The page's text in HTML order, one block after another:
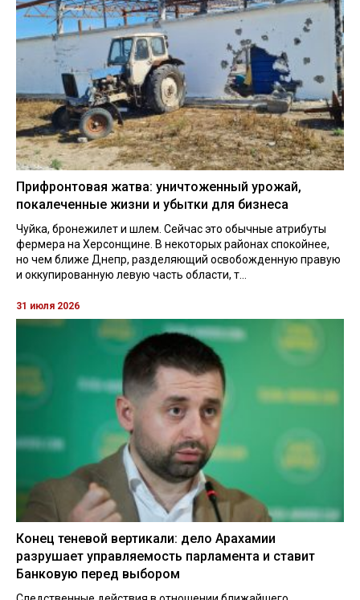
Прифронтовая жатва: уничтоженный урожай,
покалеченные жизни и убытки для бизнеса
Чуйка, бронежилет и шлем. Сейчас это обычные атрибуты
фермера на Херсонщине. В некоторых районах спокойнее,
но чем ближе Днепр, разделяющий освобожденную правую
и оккупированную левую часть области, т...
31 июля 2026
Конец теневой вертикали: дело Арахамии
разрушает управляемость парламента и ставит
Банковую перед выбором